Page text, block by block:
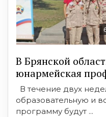
В Брянской
юнармейская
В течение двух
образовательную и
программу будут ...